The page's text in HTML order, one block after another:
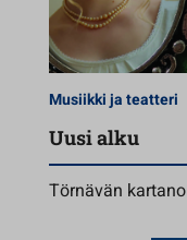
Musiikki ja teatteri
Uusi alku
Törnävän kartano